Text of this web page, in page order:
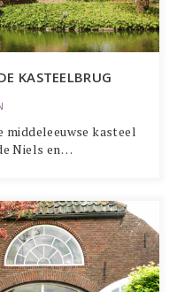
KASTEELBRUG
kasteel
Niels en…